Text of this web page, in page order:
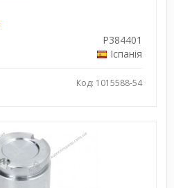
P384401
Іспанія
Код: 1015588-54